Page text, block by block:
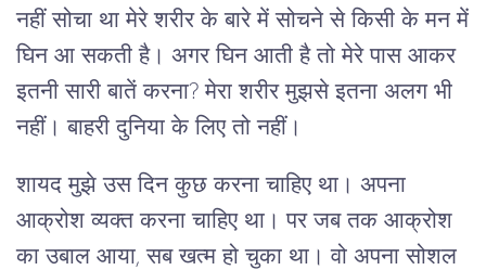
नहीं सोचा था मेरे शरीर के बारे में सोचने से किसी के मन में
घिन आ सकती है। अगर घिन आती है तो मेरे पास आकर
इतनी सारी बातें करना? मेरा शरीर मुझसे इतना अलग भी
नहीं। बाहरी दुनिया के लिए तो नहीं।
शायद मुझे उस दिन कुछ करना चाहिए था। अपना
आक्रोश व्यक्त करना चाहिए था। पर जब तक आक्रोश
का उबाल आया, सब खत्म हो चुका था। वो अपना सोशल